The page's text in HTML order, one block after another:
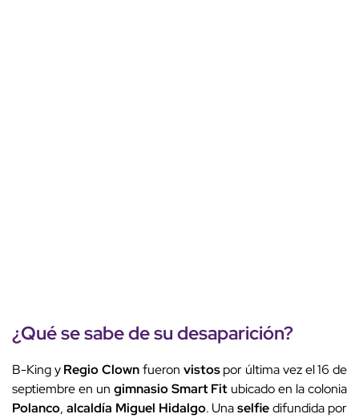
¿Qué se sabe de sudesaparición?
B-King yRegio Clownfueron vistospor última vez el 16 de
septiembre en un gimnasio Smart Fit ubicado en la colonia
Polanco, alcaldía Miguel Hidalgo. Unaselfiedifundida por